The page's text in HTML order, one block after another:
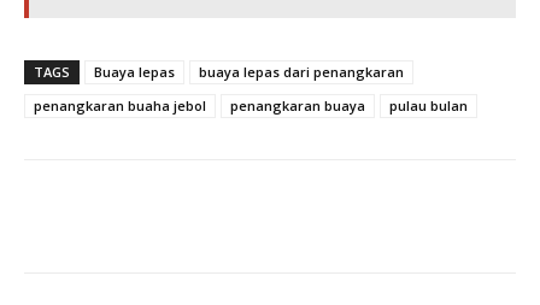
TAGS Buaya lepas
buaya lepas dari penangkaran
penangkaran buaha jebol
penangkaran buaya pulau bulan